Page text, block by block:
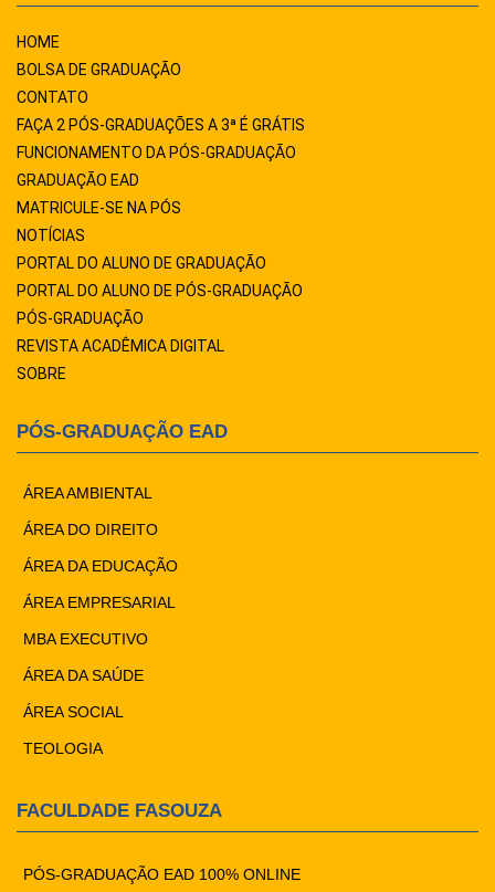
HOME
BOLSA DE GRADUAÇÃO
CONTATO
FAÇA 2 PÓS-GRADUAÇÕES A 3ª É GRÁTIS
FUNCIONAMENTO DA PÓS-GRADUAÇÃO
GRADUAÇÃO EAD
MATRICULE-SE NA PÓS
NOTÍCIAS
PORTAL DO ALUNO DE GRADUAÇÃO
PORTAL DO ALUNO DE PÓS-GRADUAÇÃO
PÓS-GRADUAÇÃO
REVISTA ACADÊMICA DIGITAL
SOBRE
PÓS-GRADUAÇÃO EAD
ÁREA AMBIENTAL
ÁREA DO DIREITO
ÁREA DA EDUCAÇÃO
ÁREA EMPRESARIAL
MBA EXECUTIVO
ÁREA DA SAÚDE
ÁREA SOCIAL
TEOLOGIA
FACULDADE FASOUZA
PÓS-GRADUAÇÃO EAD 100% ONLINE